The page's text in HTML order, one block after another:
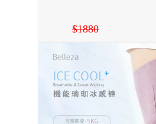
1880